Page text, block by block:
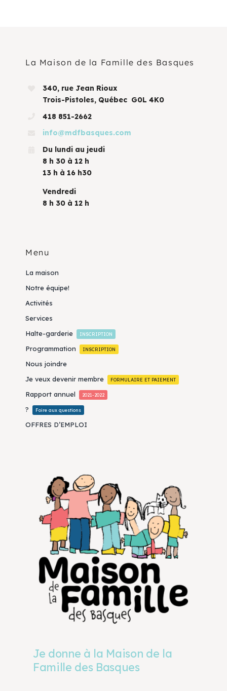
La Maison de la Famille des Basques
340, rue Jean Rioux
Trois-Pistoles, Québec G0L 4K0
418 851-2662
info@mdfbasques.com
Du lundi au jeudi
8 h 30 à 12 h
13 h à 16 h30
Vendredi
8 h 30 à 12 h
Menu
La maison
Notre équipe!
Activités
Services
Halte-garderie
INSCRIPTION
Programmation INSCRIPTION
Nous joindre
Je veux devenir membre
FORMULAIRE ET PAIEMENT
Rapport annuel 2021-2022
? Foire aux questions
OFFRES D’EMPLOI
Je donne à la Maison de la
Famille des Basques